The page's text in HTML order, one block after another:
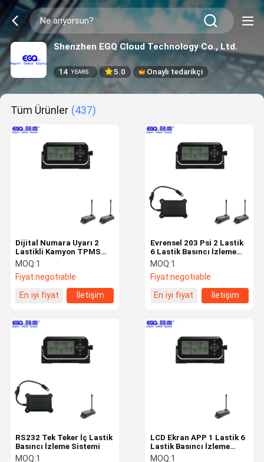
Shenzhen EGQ Cloud Technology Co., Ltd.
14 YEARS 5.0 Onaylı tedarikçi
Tüm Ürünler (437)
Dijital Numara Uyarı 2
Lastikli Kamyon TPMS
Treyler için
MOQ:1
Fiyat:negotiable
En iyi fiyat
İletişim
Evrensel 203 Psi 2 Lastik
6 Lastik Basıncı İzleme
Sistemi
MOQ:1
Fiyat:negotiable
En iyi fiyat
İletişim
RS232 Tek Teker İç Lastik
Basıncı İzleme Sistemi
MOQ:1
LCD Ekran APP 1 Lastik 6
Lastik Basıncı İzleme
Sistemi
MOQ:1